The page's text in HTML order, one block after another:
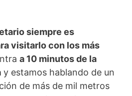
siempre es
visitarlo con los más
a 10 minutos de la
y estamos hablando de un
de más de mil metros